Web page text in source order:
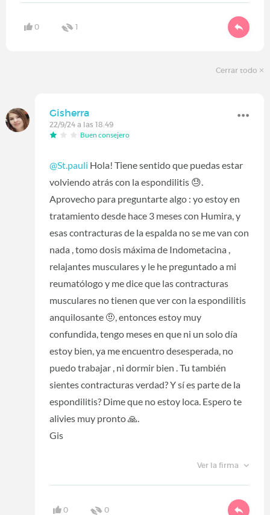
0 1
Cerrar todo
Gisherra
22/9/24 a las 18:49
Buen consejero
@St.pauli Hola! Tiene sentido que puedas estar
volviendo atrás con la espondilitis 😓.
Aprovecho para preguntarte algo : yo estoy en
tratamiento desde hace 3 meses con Humira, y
esas contracturas de la espalda no se me van con
nada , tomo dosis máxima de Indometacina ,
relajantes musculares y le he preguntado a mi
reumatólogo y me dice que las contracturas
musculares no tienen que ver con la espondilitis
anquilosante 🤨, entonces estoy muy
confundida, tengo meses en que ni un solo día
estoy bien, ya me encuentro desesperada, no
puedo trabajar , ni dormir bien . Tu también
sientes contracturas verdad? Y sí es parte de la
espondilitis? Dime que no estoy loca. Espero te
alivies muy pronto 🙏.
Gis
Ver la firma
0 0